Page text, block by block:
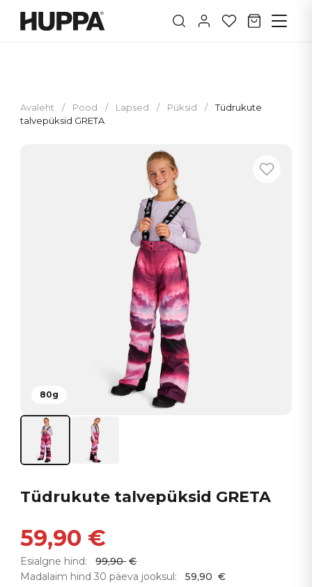
Avaleht / Pood / Lapsed / Püksid /
Tüdrukute
talvepüksid GRETA
80g
Tüdrukute talvepüksid GRETA
59,90 €
Esialgne hind: 99,90 €
Madalaim hind 30 päeva jooksul:
59,90 €